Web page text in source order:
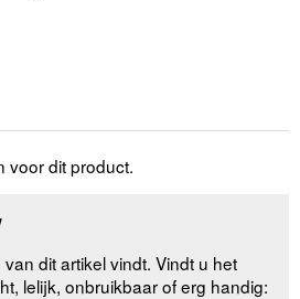
voor dit product.
dit artikel vindt. Vindt u het
lelijk, onbruikbaar of erg handig: